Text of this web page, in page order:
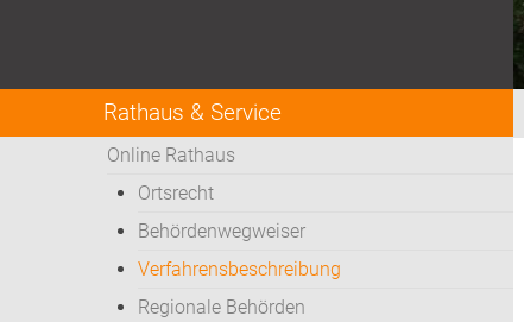
Rathaus & Service
Online Rathaus
Ortsrecht
Behördenwegweiser
Verfahrensbeschreibung
Regionale Behörden